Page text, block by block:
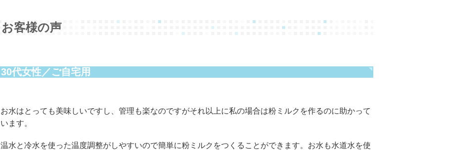
お客様の声
30代女性／ご自宅用
お水はとっても美味しいですし、管理も楽なのですがそれ以上に私の場合は粉ミルクを作るのに助かって
います。
温水と冷水を使った温度調整がしやすいので簡単に粉ミルクをつくることができます。お水も水道水を使